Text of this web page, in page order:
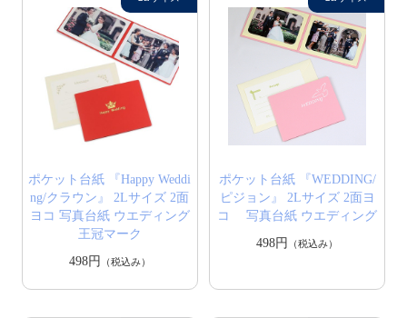
ポケット台紙 『Happy Weddi
ng/クラウン』 2Lサイズ 2面
ヨコ 写真台紙 ウエディング
王冠マーク
498円
（税込み）
ポケット台紙 『WEDDING/
ピジョン』 2Lサイズ 2面ヨ
コ 写真台紙 ウエディング
498円
（税込み）